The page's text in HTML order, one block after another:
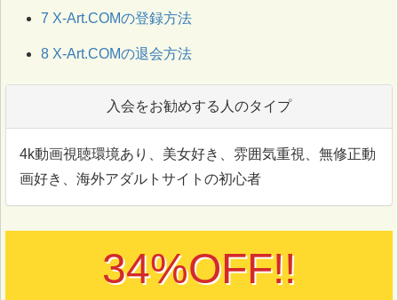
7 X-Art.COMの登録方法
8 X-Art.COMの退会方法
入会をお勧めする人のタイプ
4k動画視聴環境あり、美女好き、雰囲気重視、無修正動
画好き、海外アダルトサイトの初心者
34%OFF!!